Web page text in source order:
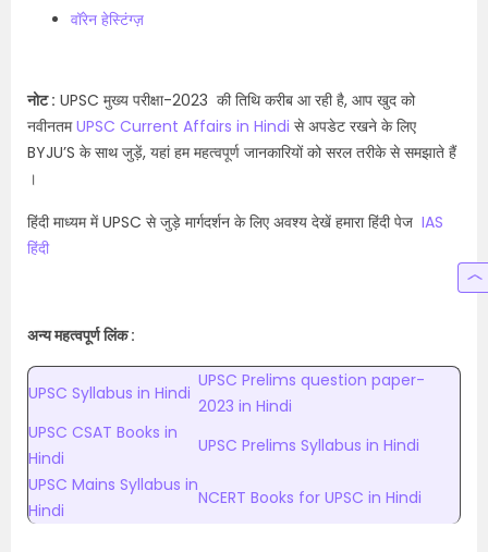
वॉरेन हेस्टिंग्ज़
नोट : UPSC मुख्य परीक्षा-2023 की तिथि करीब आ रही है, आप खुद को
नवीनतमUPSC Current Affairs in Hindi से अपडेट रखने के लिए
BYJU’S के साथ जुड़ें, यहां हम महत्वपूर्ण जानकारियों को सरल तरीके से समझाते हैं
।
हिंदी माध्यम में UPSC से जुड़े मार्गदर्शन के लिए अवश्य देखें हमारा हिंदी पेज IAS
हिंदी
अन्य महत्वपूर्ण लिंक :
UPSC Syllabus in Hindi
UPSC Prelims question paper-
2023 in Hindi
UPSC CSAT Books in
Hindi
UPSC Prelims Syllabus in Hindi
UPSC Mains Syllabus in
Hindi
NCERT Books for UPSC in Hindi